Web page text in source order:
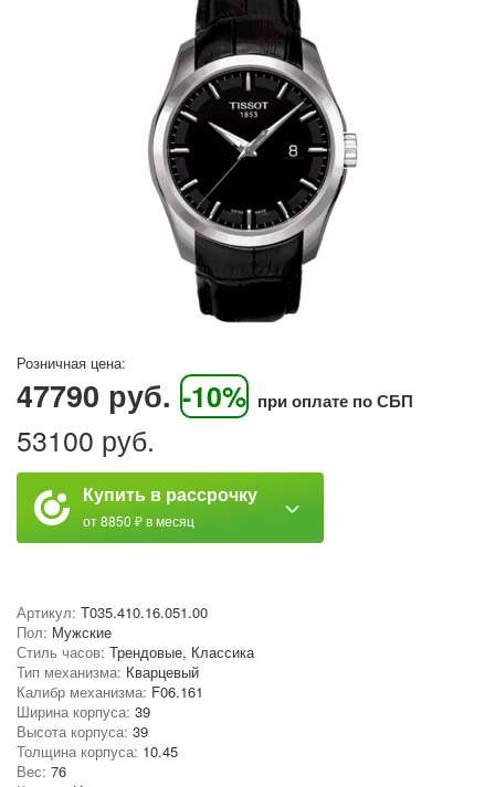
Розничная цена:
47790 руб. -10% при оплате по СБП
53100 руб.
Купить в рассрочку
от 8850 ₽ в месяц
Артикул: T035.410.16.051.00
Пол: Мужские
Стиль часов: Трендовые, Классика
Тип механизма: Кварцевый
Калибр механизма: F06.161
Ширина корпуса: 39
Высота корпуса: 39
Толщина корпуса: 10.45
Вес: 76